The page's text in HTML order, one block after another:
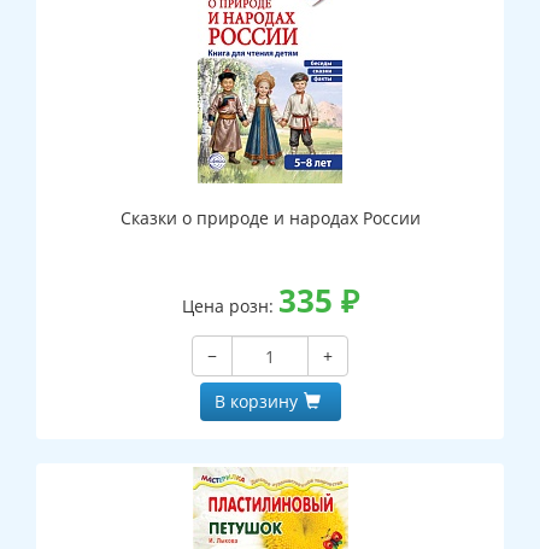
Сказки о природе и народах России
Цена розн: 335 ₽
−
+
В корзину